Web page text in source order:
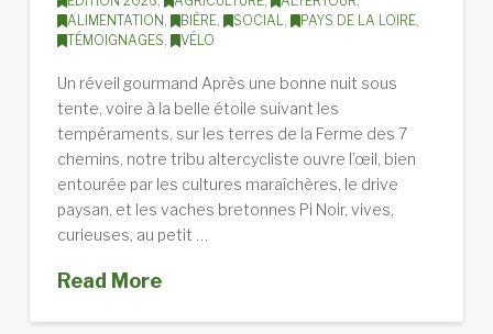
ALIMENTATION, BIÈRE, SOCIAL, PAYS DE LA LOIRE,
TÉMOIGNAGES, VÉLO
Un réveil gourmand Après une bonne nuit sous
tente, voire à la belle étoile suivant les
tempéraments, sur les terres de la Ferme des 7
chemins, notre tribu altercycliste ouvre l’œil, bien
entourée par les cultures maraîchères, le drive
paysan, et les vaches bretonnes Pi Noir, vives,
curieuses, au petit …
Read More